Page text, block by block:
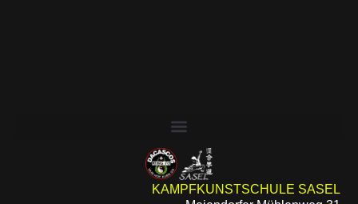
KAMPFKUNSTSCHULE SASEL